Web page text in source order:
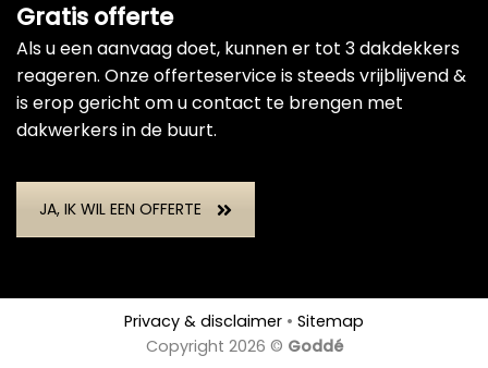
Gratis offerte
Als u een aanvaag doet, kunnen er tot 3 dakdekkers
reageren. Onze offerteservice is steeds vrijblijvend &
is erop gericht om u contact te brengen met
dakwerkers in de buurt.
JA, IK WIL EEN OFFERTE
Privacy & disclaimer • Sitemap
Copyright 2026 © Goddé